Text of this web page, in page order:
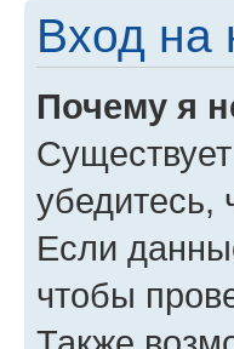
Вход на
Почему я
убедитесь,
Если
чтобы